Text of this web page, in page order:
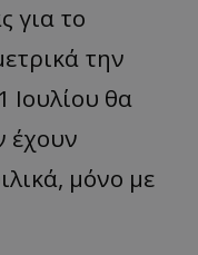
για το
την
Ιουλίου θα
έχουν
μόνο με